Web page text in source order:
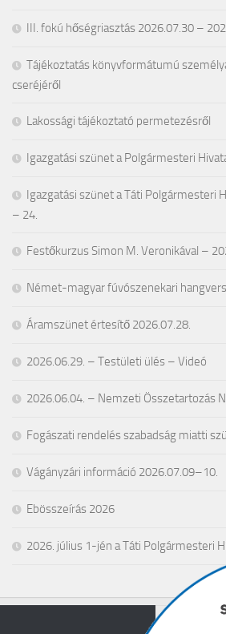
III. fokú hőségriasztás 2026.07.30 –
Tájékoztatás könyvformátumú
cseréjéről
Lakossági tájékoztató permetezésről
Igazgatási szünet a Polgármesteri
Igazgatási szünet a Táti Polgármesteri
– 24.
Festőkurzus Simon M. Veronikával –
Német-magyar fúvószenekari
Áramszünet értesítő 2026.07.28.
2026.06.29. – Testületi ülés – Videó
2026.06.04. – Nemzeti Összetartozás
Fogászati rendelés szabadság miatti
Vágányzári információ 2026.07.09–10.
Ebösszeírás 2026
2026. július 1-jén a Táti Polgármesteri